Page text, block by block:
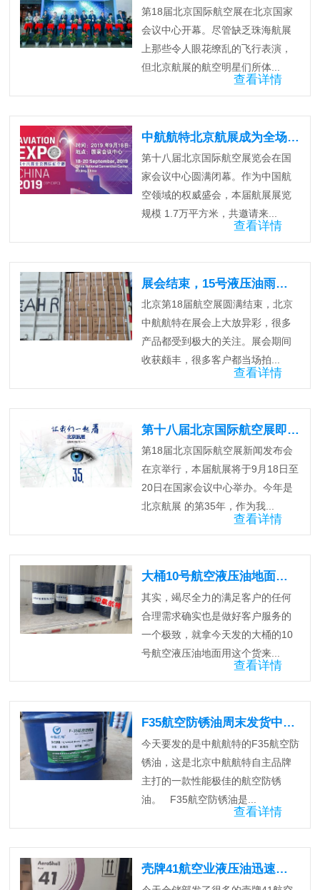
第18届北京国际航空展在北京国家
会议中心开幕。尽管缺乏珠海航展
上那些令人眼花缭乱的飞行表演，
但北京航展的航空明星们所体...
查看详情
中航航特北京航展成为全场焦点
第十八届北京国际航空展览会在国
家会议中心圆满闭幕。作为中国航
空领域的权威盛会，本届航展展览
规模 1.7万平方米，共邀请来...
查看详情
展会结束，15号液压油雨夜极速发货中…..
北京第18届航空展圆满结束，北京
中航航特在展会上大放异彩，很多
产品都受到极大的关注。展会期间
收获颇丰，很多客户都当场拍...
查看详情
第十八届北京国际航空展即将开幕！
第18届北京国际航空展新闻发布会
在京举行，本届航展将于9月18日至
20日在国家会议中心举办。今年是
北京航展 的第35年，作为我...
查看详情
大桶10号航空液压油地面用火速发货中…
其实，竭尽全力的满足客户的任何
合理需求确实也是做好客户服务的
一个极致，就拿今天发的大桶的10
号航空液压油地面用这个货来...
查看详情
F35航空防锈油周末发货中…..
今天要发的是中航航特的F35航空防
锈油，这是北京中航航特自主品牌
主打的一款性能极佳的航空防锈
油。 F35航空防锈油是...
查看详情
壳牌41航空业液压油迅速发货中…..